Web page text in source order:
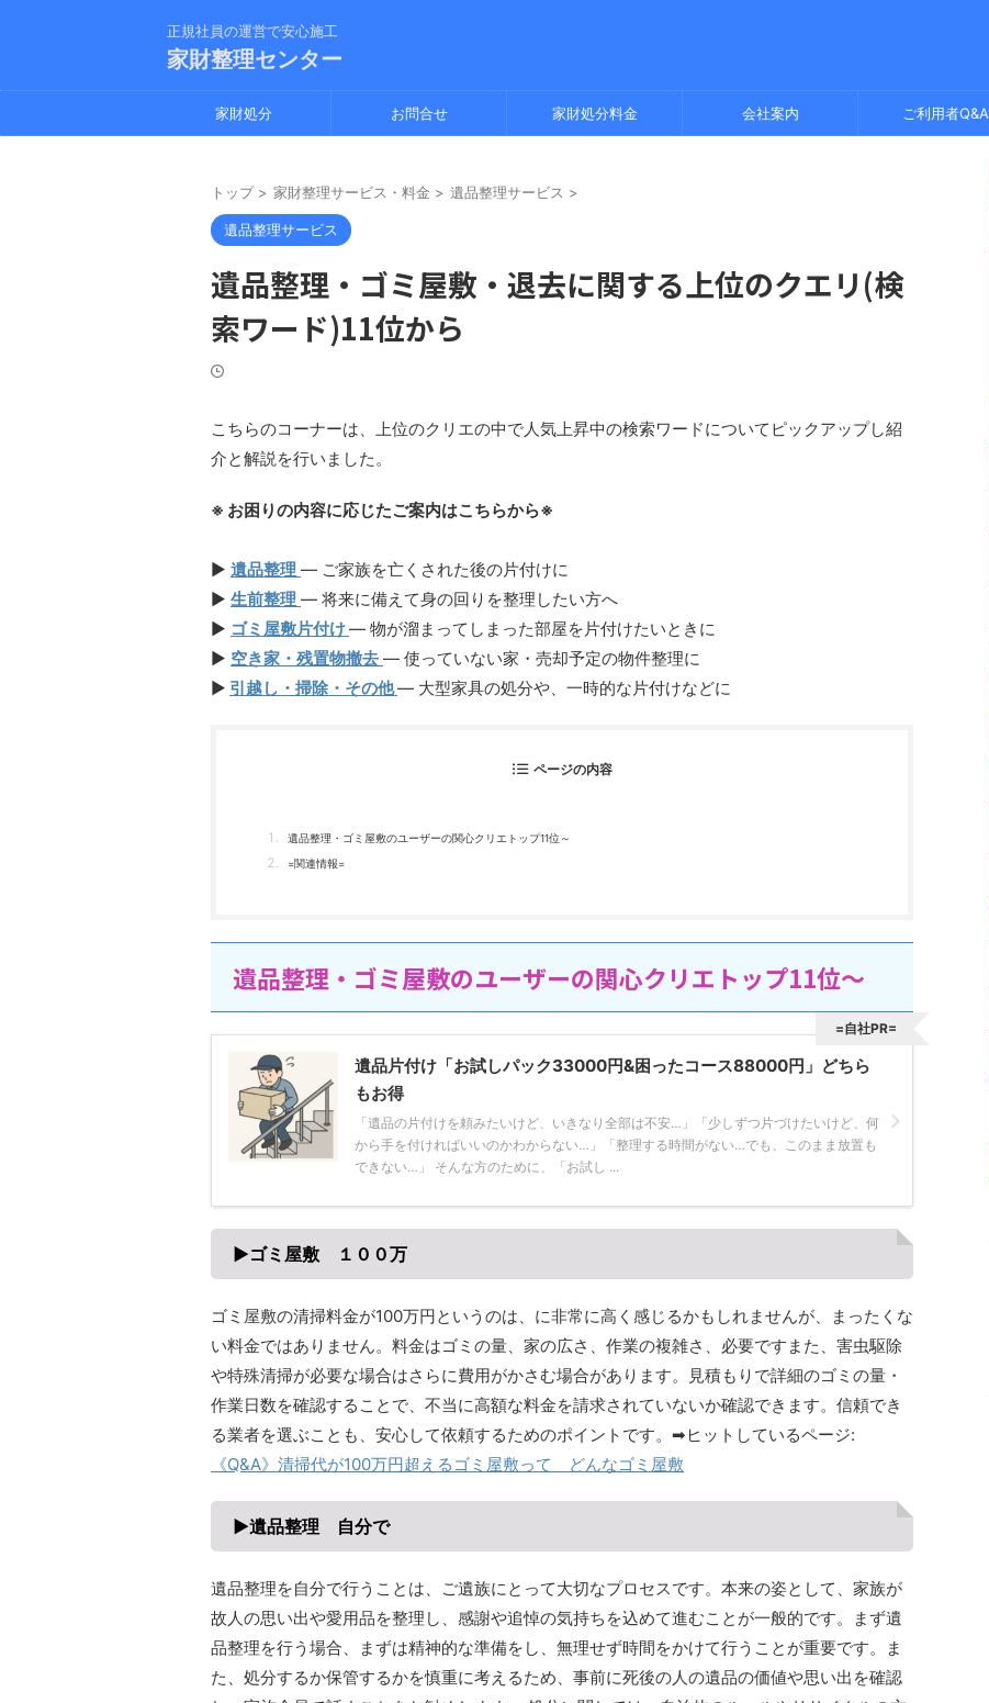
正規社員の運営で安心施工
家財整理センター
家財処分 お問合せ 家財処分料金 会社案内 ご利用者Q&A
トップ > 家財整理サービス・料金 > 遺品整理サービス >
遺品整理サービス
遺品整理・ゴミ屋敷・退去に関する上位のクエリ(検
索ワード)11位から
こちらのコーナーは、上位のクリエの中で人気上昇中の検索ワードについてピックアップし紹
介と解説を行いました。
※ お困りの内容に応じたご案内はこちらから※
▶︎ 遺品整理 — ご家族を亡くされた後の片付けに
▶︎ 生前整理 — 将来に備えて身の回りを整理したい方へ
▶︎ ゴミ屋敷片付け— 物が溜まってしまった部屋を片付けたいときに
▶︎ 空き家・残置物撤去 — 使っていない家・売却予定の物件整理に
▶︎ 引越し・掃除・その他— 大型家具の処分や、一時的な片付けなどに
ページの内容
遺品整理・ゴミ屋敷のユーザーの関心クリエトップ11位～
=関連情報=
遺品整理・ゴミ屋敷のユーザーの関心クリエトップ11位～
遺品片付け「お試しパック33000円&困ったコース88000円」どちら
もお得
「遺品の片付けを頼みたいけど、いきなり全部は不安…」「少しずつ片づけたいけど、何
から手を付ければいいのかわからない…」「整理する時間がない…でも、このまま放置も
できない…」 そんな方のために、「お試し ...
=自社PR=
▶ゴミ屋敷 １００万
ゴミ屋敷の清掃料金が100万円というのは、に非常に高く感じるかもしれませんが、まったくな
い料金ではありません。料金はゴミの量、家の広さ、作業の複雑さ、必要ですまた、害虫駆除
や特殊清掃が必要な場合はさらに費用がかさむ場合があります。見積もりで詳細のゴミの量・
作業日数を確認することで、不当に高額な料金を請求されていないか確認できます。信頼でき
る業者を選ぶことも、安心して依頼するためのポイントです。➡ヒットしているページ:
《Q&A》清掃代が100万円超えるゴミ屋敷って どんなゴミ屋敷
▶遺品整理 自分で
遺品整理を自分で行うことは、ご遺族にとって大切なプロセスです。本来の姿として、家族が
故人の思い出や愛用品を整理し、感謝や追悼の気持ちを込めて進むことが一般的です。まず遺
品整理を行う場合、まずは精神的な準備をし、無理せず時間をかけて行うことが重要です。ま
た、処分するか保管するかを慎重に考えるため、事前に死後の人の遺品の価値や思い出を確認